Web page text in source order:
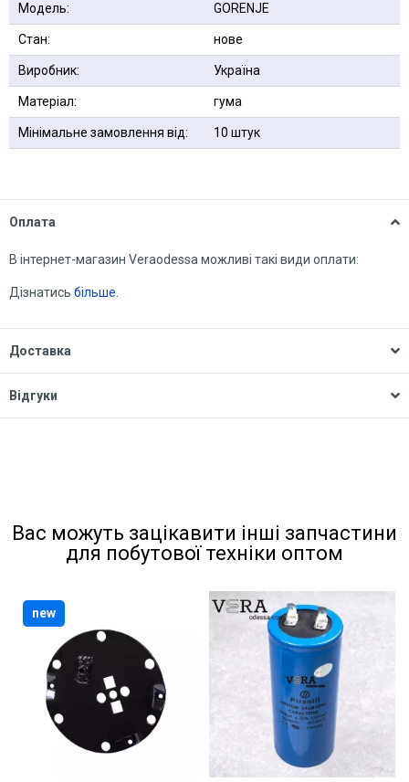
Модель: GORENJE
Стан: нове
Виробник: Україна
Матеріал: гума
Мінімальне замовлення від: 10 штук
Оплата
В інтернет-магазин Veraodessa можливі такі види оплати:
Дізнатись більше.
Доставка
Відгуки
Вас можуть зацікавити інші запчастини
для побутової техніки оптом
new